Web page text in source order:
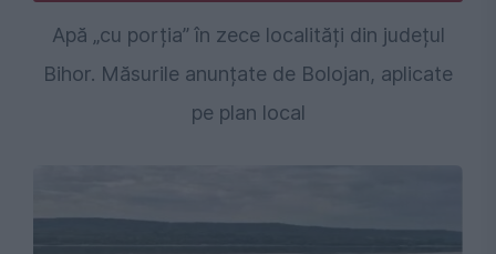
Apă „cu porția” în zece localități din județul
Bihor. Măsurile anunțate de Bolojan, aplicate
pe plan local